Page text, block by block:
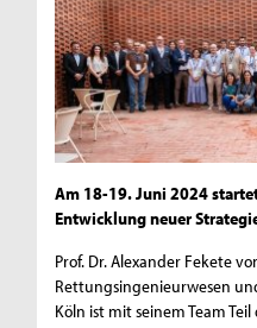
Am 18-19. Juni 2024
Entwicklung neuer
Prof. Dr. Alexander Fekete
Rettungsingenieurwesen
Köln ist mit seinem Team